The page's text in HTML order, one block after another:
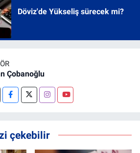
Döviz'de Yükseliş sürecek mi?
Çobanoğlu
çekebilir